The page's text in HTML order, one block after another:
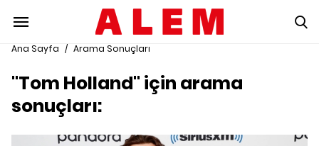
Ana Sayfa / Arama Sonuçları
"Tom Holland" için arama
sonuçları: